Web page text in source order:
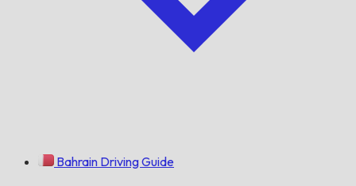
Bahrain Driving Guide